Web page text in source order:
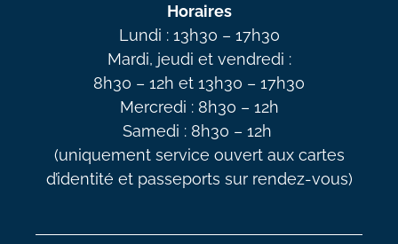
Horaires
Lundi : 13h30 – 17h30
Mardi, jeudi et vendredi :
8h30 – 12h et 13h30 – 17h30
Mercredi : 8h30 – 12h
Samedi : 8h30 – 12h
(uniquement service ouvert aux cartes
d’identité et passeports sur rendez-vous)